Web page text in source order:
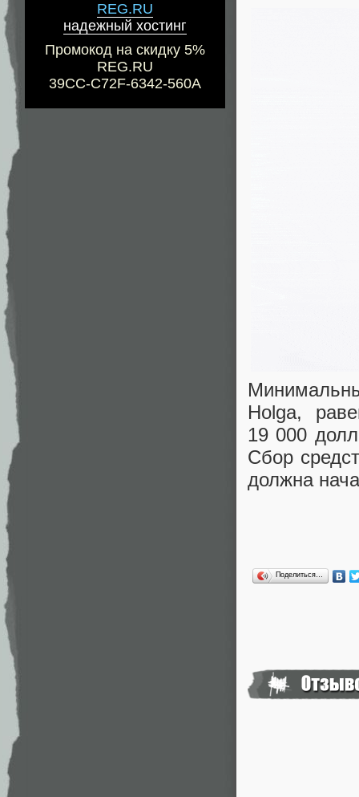
REG.RU
надежный хостинг
Промокод на скидку 5%
REG.RU
39CC-C72F-6342-560A
Holga,
19 000
Сбор
должна
Поделиться…